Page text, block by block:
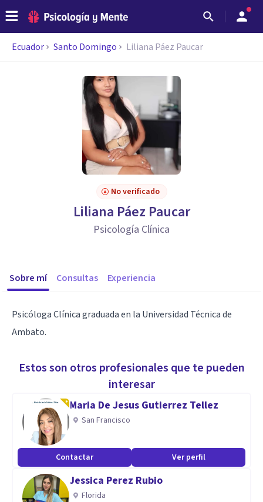
Ecuador Santo Domingo Liliana Páez Paucar
No verificado
Liliana Páez Paucar
Psicología Clínica
Sobre mí Consultas Experiencia
Psicóloga Clínica graduada en la Universidad Técnica de
Ambato.
Estos son otros profesionales que te pueden
interesar
Maria De Jesus Gutierrez Tellez
San Francisco
Contactar Ver perfil
Jessica Perez Rubio
Florida